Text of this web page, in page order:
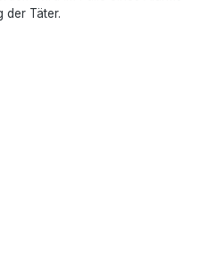
der Täter.